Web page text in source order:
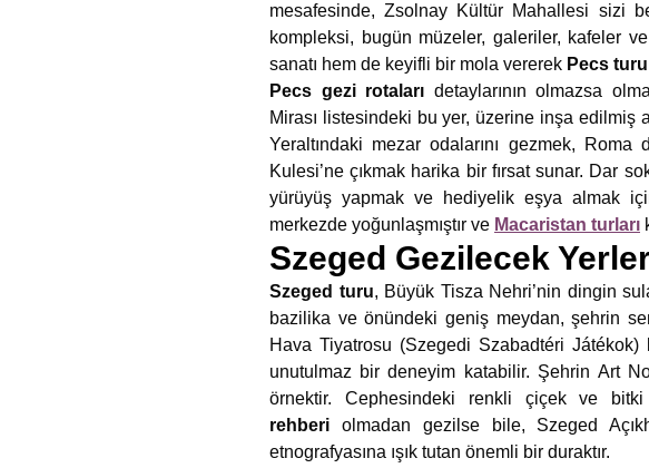
mesafesinde, Zsolnay Kültür Mahallesi sizi
kompleksi, bugün müzeler, galeriler, kafeler
sanatı hem de keyifli bir mola vererek Pecs turu
Pecs gezi rotaları detaylarının olmazsa
Mirası listesindeki bu yer, üzerine inşa edilmiş
Yeraltındaki mezar odalarını gezmek,
Kulesi’ne çıkmak harika bir fırsat sunar. Dar
yürüyüş yapmak ve hediyelik eşya almak
merkezde yoğunlaşmıştır ve Macaristan turları
Szeged Gezilecek
Szeged turu, Büyük Tisza Nehri’nin dingin
bazilika ve önündeki geniş meydan, şehrin
Hava Tiyatrosu (Szegedi Szabadtéri
unutulmaz bir deneyim katabilir. Şehrin Art
örnektir. Cephesindeki renkli çiçek ve
rehberi olmadan gezilse bile, Szeged
etnografyasına ışık tutan önemli bir duraktır.